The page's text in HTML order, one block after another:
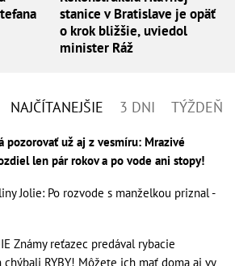
stanice v Bratislave je opäť
o krok bližšie, uviedol
minister Ráž
NAJČÍTANEJŠIE 3 DNI TÝŽDEŇ
pozorovať už aj z vesmíru: Mrazivé
len pár rokov a po vode ani stopy!
Jolie: Po rozvode s manželkou priznal -
Známy reťazec predával rybacie
chýbali RYBY! Môžete ich mať doma aj vy